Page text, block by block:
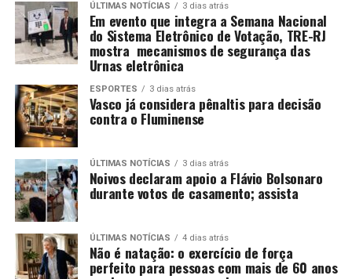
ÚLTIMAS NOTÍCIAS 3 dias atrás
Em evento que integra a Semana Nacional
do Sistema Eletrônico de Votação, TRE-RJ
mostra mecanismos de segurança das
Urnas eletrônica
ESPORTES 3 dias atrás
Vasco já considera pênaltis para decisão
contra o Fluminense
ÚLTIMAS NOTÍCIAS 3 dias atrás
Noivos declaram apoio a Flávio Bolsonaro
durante votos de casamento; assista
ÚLTIMAS NOTÍCIAS 4 dias atrás
Não é natação: o exercício de força
perfeito para pessoas com mais de 60 anos